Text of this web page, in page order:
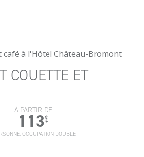
COUETTE ET
À PARTIR DE
113$
OCCUPATION DOUBLE